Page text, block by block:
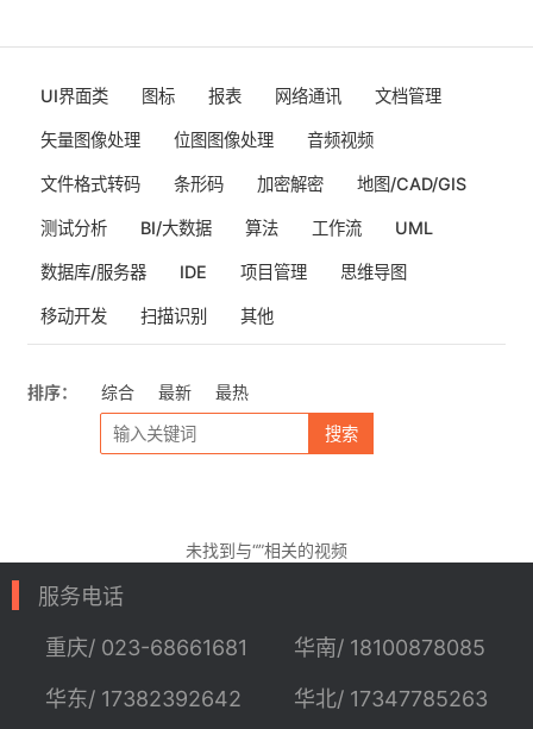
UI界面类 图标 报表 网络通讯 文档管理
矢量图像处理 位图图像处理 音频视频
文件格式转码 条形码 加密解密 地图/CAD/GIS
测试分析 BI/大数据 算法 工作流 UML
数据库/服务器 IDE 项目管理 思维导图
移动开发 扫描识别 其他
排序： 综合 最新 最热
搜索
未找到与“”相关的视频
服务电话
重庆/ 023-68661681
华东/ 17382392642
华南/ 18100878085
华北/ 17347785263